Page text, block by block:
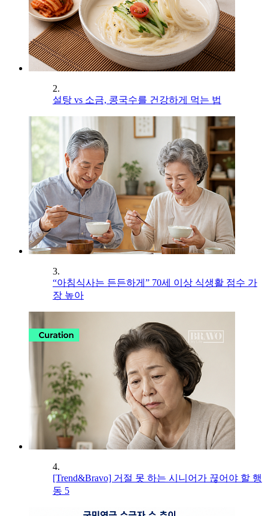
2.
설탕 vs 소금, 콩국수를 건강하게 먹는 법
3.
“아침식사는 든든하게” 70세 이상 식생활 점수 가
장 높아
4.
[Trend&Bravo] 거절 못 하는 시니어가 끊어야 할 행
동 5